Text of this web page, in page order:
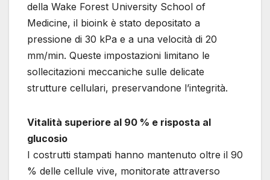
della Wake Forest University School of
Medicine, il bioink è stato depositato a
pressione di 30 kPa e a una velocità di 20
mm/min. Queste impostazioni limitano le
sollecitazioni meccaniche sulle delicate
strutture cellulari, preservandone l’integrità.
Vitalità superiore al 90 % e risposta al
glucosio
I costrutti stampati hanno mantenuto oltre il 90
% delle cellule vive, monitorate attraverso